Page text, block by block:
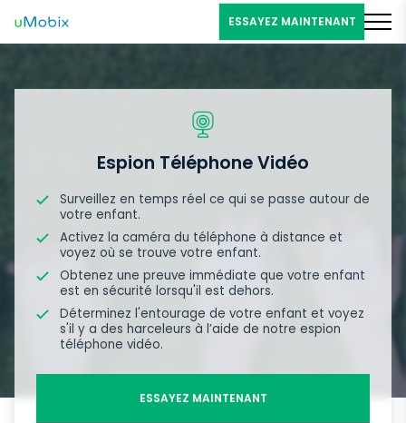
ESSAYEZ MAINTENANT
Espion Téléphone Vidéo
Surveillez en temps réel ce qui se passe autour de
votre enfant.
Activez la caméra du téléphone à distance et
voyez où se trouve votre enfant.
Obtenez une preuve immédiate que votre enfant
est en sécurité lorsqu'il est dehors.
Déterminez l'entourage de votre enfant et voyez
s'il y a des harceleurs à l’aide de notre espion
téléphone vidéo.
ESSAYEZ MAINTENANT